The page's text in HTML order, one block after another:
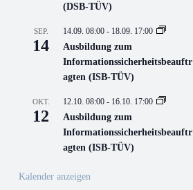
u
l
V
e
r
n
s
t
a
t
n
(DSB-TÜV)
SEP.
14
14.09. 08:00 - 18.09. 17:00
Ausbildung zum
Informationssicherheitsbeauftr
agten (ISB-TÜV)
OKT.
12
12.10. 08:00 - 16.10. 17:00
Ausbildung zum
Informationssicherheitsbeauftr
agten (ISB-TÜV)
Kalender anzeigen